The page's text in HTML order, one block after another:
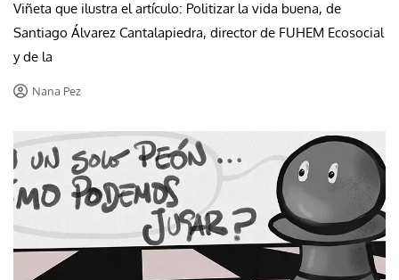
Viñeta que ilustra el artículo: Politizar la vida buena, de
Santiago Álvarez Cantalapiedra, director de FUHEM Ecosocial
y de la
Nana Pez